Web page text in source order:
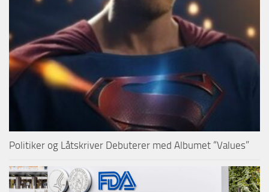
Politiker og Låtskriver Debuterer med Albumet “Values”